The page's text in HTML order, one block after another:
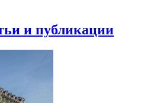
и публикации